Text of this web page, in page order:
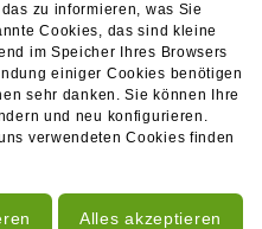
zu informieren, was Sie
Cookies, das sind kleine
im Speicher Ihres Browsers
einiger Cookies benötigen
sehr danken. Sie können Ihre
und neu konfigurieren.
verwendeten Cookies finden
Alles akzeptieren